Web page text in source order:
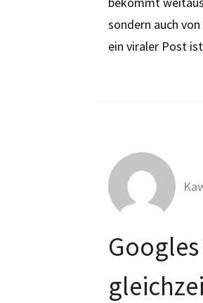
sondern auch
ein viraler Post